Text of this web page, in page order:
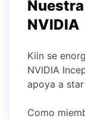
NVIDIA
Kiin se
NVIDIA
apoya a
Como